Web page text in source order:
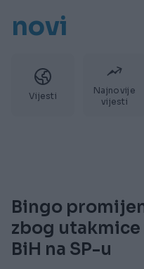
novi
Vijesti
Najnovije
vijesti
Bingo
zbog
BiH na SP-u